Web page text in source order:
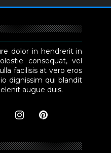
dolor in hendrerit in
consequat, vel
facilisis at vero eros
dignissim qui blandit
augue duis.